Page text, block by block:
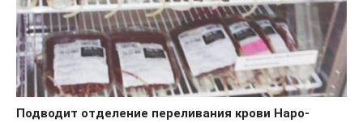
Подводит отделение переливания крови Наро-